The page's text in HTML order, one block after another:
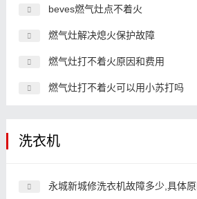
beves燃气灶点不着火
燃气灶解决熄火保护故障
燃气灶打不着火原因和费用
燃气灶打不着火可以用小苏打吗
洗衣机
永城新城修洗衣机故障多少,具体